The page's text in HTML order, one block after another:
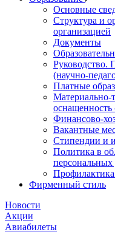
Основные
Структура и
организацией
Документы
Руководство.
Платные
Материально-
оснащенность
Финансово-
Вакантные
Стипендии и
Политика в
Профилактика
Фирменный стиль
Новости
Акции
Авиабилеты